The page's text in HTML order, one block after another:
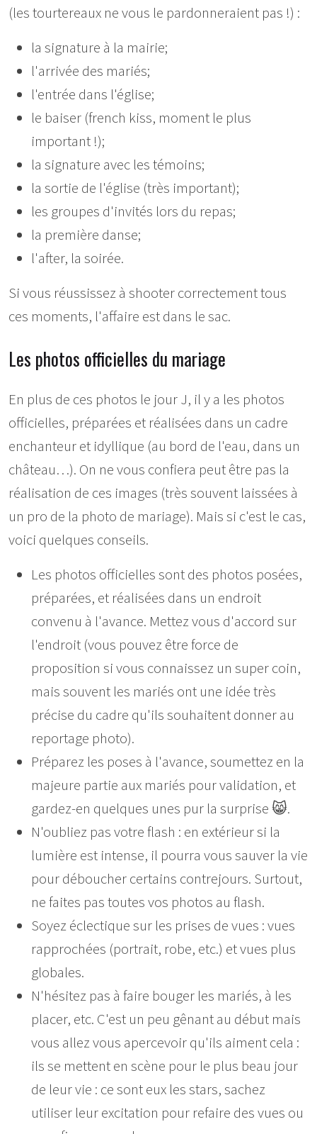
(les tourtereaux ne vous le pardonneraient pas !) :
la signature à la mairie;
l'arrivée des mariés;
l'entrée dans l'église;
le baiser (french kiss, moment le plus
important !);
la signature avec les témoins;
la sortie de l'église (très important);
les groupes d'invités lors du repas;
la première danse;
l'after, la soirée.
Si vous réussissez à shooter correctement tous
ces moments, l'affaire est dans le sac.
Les photos officielles du mariage
En plus de ces photos le jour J, il y a les photos
officielles, préparées et réalisées dans un cadre
enchanteur et idyllique (au bord de l'eau, dans un
château…). On ne vous confiera peut être pas la
réalisation de ces images (très souvent laissées à
un pro de la photo de mariage). Mais si c'est le cas,
voici quelques conseils.
Les photos officielles sont des photos posées,
préparées, et réalisées dans un endroit
convenu à l'avance. Mettez vous d'accord sur
l'endroit (vous pouvez être force de
proposition si vous connaissez un super coin,
mais souvent les mariés ont une idée très
précise du cadre qu'ils souhaitent donner au
reportage photo).
Préparez les poses à l'avance, soumettez en la
majeure partie aux mariés pour validation, et
gardez-en quelques unes pur la surprise 😸.
N'oubliez pas votre flash : en extérieur si la
lumière est intense, il pourra vous sauver la vie
pour déboucher certains contrejours. Surtout,
ne faites pas toutes vos photos au flash.
Soyez éclectique sur les prises de vues : vues
rapprochées (portrait, robe, etc.) et vues plus
globales.
N'hésitez pas à faire bouger les mariés, à les
placer, etc. C'est un peu gênant au début mais
vous allez vous apercevoir qu'ils aiment cela :
ils se mettent en scène pour le plus beau jour
de leur vie : ce sont eux les stars, sachez
utiliser leur excitation pour refaire des vues ou